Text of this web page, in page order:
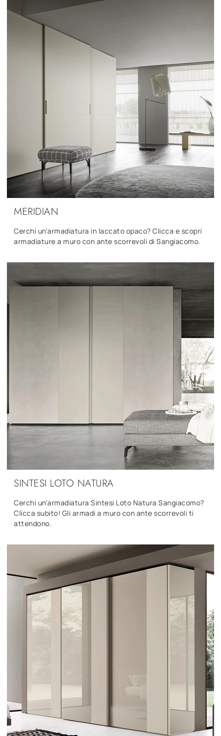
MERIDIAN
Cerchi un'armadiatura in laccato opaco? Clicca e scopri
armadiature a muro con ante scorrevoli di Sangiacomo.
SINTESI LOTO NATURA
Cerchi un'armadiatura Sintesi Loto Natura Sangiacomo?
Clicca subito! Gli armadi a muro con ante scorrevoli ti
attendono.